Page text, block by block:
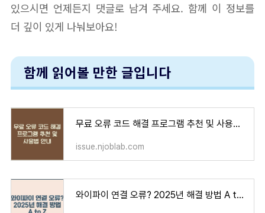
있으시면 언제든지 댓글로 남겨 주세요. 함께 이 정보를
더 깊이 있게 나눠보아요!
함께 읽어볼 만한 글입니다
무료 오류 코드 해결 프로그램 추천 및 사용법 안내
issue.njoblab.com
와이파이 연결 오류? 2025년 해결 방법 A to Z